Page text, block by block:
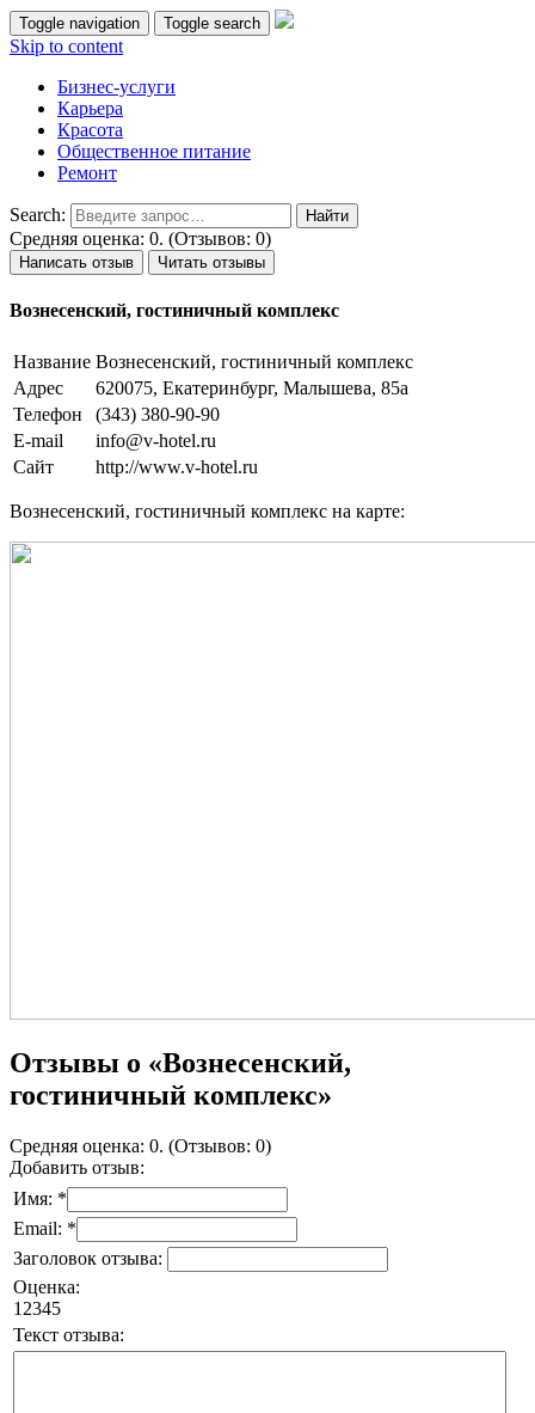
Toggle navigation Toggle search
Skip to content
Бизнес-услуги
Карьера
Красота
Общественное питание
Ремонт
Search:
Средняя оценка: 0. (Отзывов: 0)
Написать отзыв Читать отзывы
Вознесенский, гостиничный комплекс
Название Вознесенский, гостиничный комплекс
Адрес
620075, Екатеринбург, Малышева, 85а
Телефон
(343) 380-90-90
E-mail
info@v-hotel.ru
Сайт
http://www.v-hotel.ru
Вознесенский, гостиничный комплекс на карте:
Отзывы о «Вознесенский,
гостиничный комплекс»
Средняя оценка: 0. (Отзывов: 0)
Добавить отзыв:
Имя: *
Email: *
Заголовок отзыва:
Оценка:
1 2345
Текст отзыва: